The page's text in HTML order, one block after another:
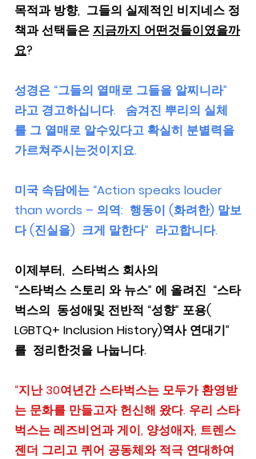
목적과 방향,  그들의 실제적인 비지네스 정
책과 선택들은 지금까지 어떤것들이였을까
요?
성경은 “그들의 열매로 그들을 알찌니라”
라고 경고하십니다.   숨겨진 뿌리의 실체
를 그 열매로 알수있다고 확실히 분별력을
가르쳐주시는것이지요.
미국 속담에는 “Action speaks louder
than words – 의역:  행동이 (화려한) 말보
다 (진실을)  크게 말한다”  라고합니다.
이제부터,  스타벅스 회사의
“스타벅스 스토리 와 뉴스” 에 올려진  “스타
벅스의  동성애및 전반적 “성향” 포용(
LGBTQ+ Inclusion History)역사 연대기”
를  정리한것을 나눕니다.
“지난 30여년간 스타벅스는 모두가 환영받
는 문화를 만들고자 헌신해 왔다. 우리 스타
벅스는 레즈비언과 게이, 양성애자, 트렌스
젠더 그리고 퀴어 공동체와 적극 연대하여